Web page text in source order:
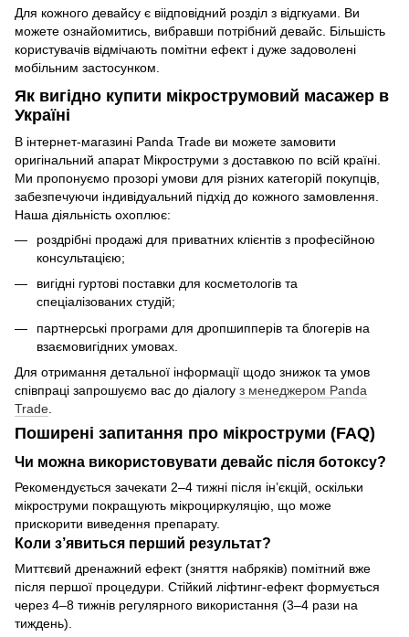
Для кожного девайсу є віідповідний розділ з відгкуами. Ви
можете ознайомитись, вибравши потрібний девайс. Більшість
користувачів відмічають помітни ефект і дуже задоволені
мобільним застосунком.
Як вигідно купити мікрострумовий масажер в
Україні
В інтернет-магазині Panda Trade ви можете замовити
оригінальний апарат Мікроструми з доставкою по всій країні.
Ми пропонуємо прозорі умови для різних категорій покупців,
забезпечуючи індивідуальний підхід до кожного замовлення.
Наша діяльність охоплює:
роздрібні продажі для приватних клієнтів з професійною
консультацією;
вигідні гуртові поставки для косметологів та
спеціалізованих студій;
партнерські програми для дропшипперів та блогерів на
взаємовигідних умовах.
Для отримання детальної інформації щодо знижок та умов
співпраці запрошуємо вас до діалогу з менеджером Panda
Trade.
Поширені запитання про мікроструми (FAQ)
Чи можна використовувати девайс після ботоксу?
Рекомендується зачекати 2–4 тижні після ін’єкцій, оскільки
мікроструми покращують мікроциркуляцію, що може
прискорити виведення препарату.
Коли з’явиться перший результат?
Миттєвий дренажний ефект (зняття набряків) помітний вже
після першої процедури. Стійкий ліфтинг-ефект формується
через 4–8 тижнів регулярного використання (3–4 рази на
тиждень).